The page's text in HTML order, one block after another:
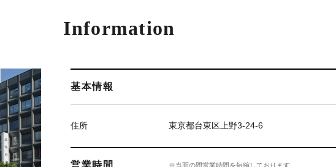
Information
基本情報
住所 東京都台東区上野3-24-6
営業時間 ※当面の間営業時間を短縮しております